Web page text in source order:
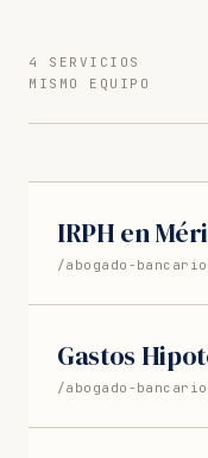
4 SERVICIOS
MISMO EQUIPO
IRPH en
/abogado-
Gastos
/abogado-